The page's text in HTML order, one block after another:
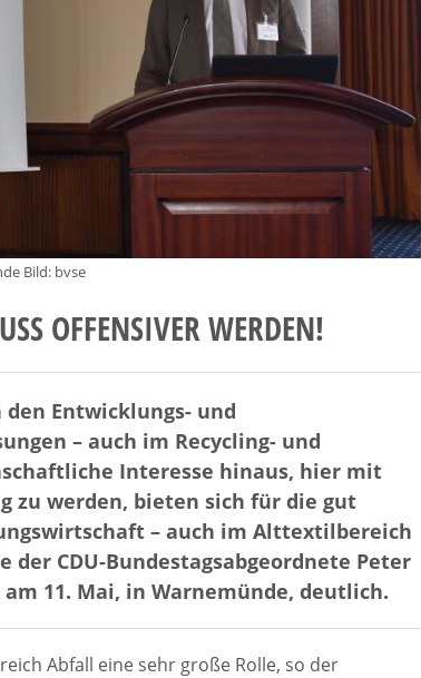
Bild: bvse
OFFENSIVER WERDEN!
Entwicklungs- und
– auch im Recycling- und
Interesse hinaus, hier mit
werden, bieten sich für die gut
– auch im Alttextilbereich
CDU-Bundestagsabgeordnete Peter
11. Mai, in Warnemünde, deutlich.
Abfall eine sehr große Rolle, so der